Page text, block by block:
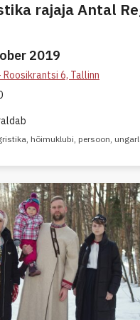
rajaja Antal
2019
6, Tallinn
hõimuklubi persoon